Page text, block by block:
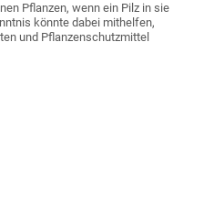
Pflanzen, wenn ein Pilz in sie
könnte dabei mithelfen,
und Pflanzenschutzmittel